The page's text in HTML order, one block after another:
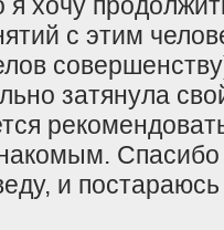
с этим
затянула
Спасибо
и